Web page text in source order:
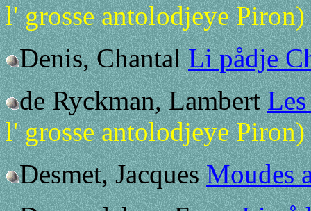
l' grosse antolodjeye Piron)
Denis, ChantalLi pådje
de Ryckman, Lambert
l' grosse antolodjeye Piron)
Desmet, JacquesMoudes